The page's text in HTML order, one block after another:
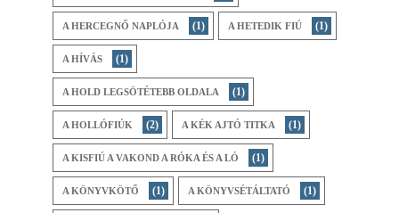
A HERCEGNŐ NAPLÓJA (1) A HETEDIK FIÚ (1)
A HÍVÁS (1)
A HOLD LEGSÖTÉTEBB OLDALA (1)
A HOLLÓFIÚK (2) A KÉK AJTÓ TITKA (1)
A KISFIÚ A VAKOND A RÓKA ÉS A LÓ (1)
A KÖNYVKÖTŐ (1) A KÖNYVSÉTÁLTATÓ (1)